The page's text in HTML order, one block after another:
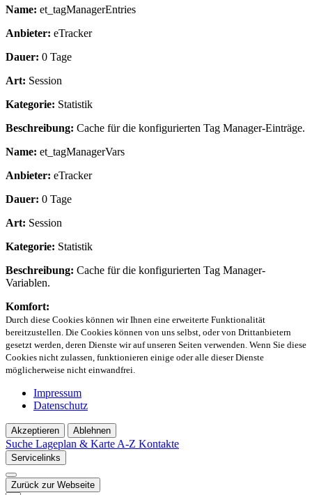
Name: et_tagManagerEntries
Anbieter: eTracker
Dauer: 0 Tage
Art: Session
Kategorie: Statistik
Beschreibung: Cache für die konfigurierten Tag Manager-Einträge.
Name: et_tagManagerVars
Anbieter: eTracker
Dauer: 0 Tage
Art: Session
Kategorie: Statistik
Beschreibung: Cache für die konfigurierten Tag Manager-
Variablen.
Komfort:
Durch diese Cookies können wir Ihnen eine erweiterte Funktionalität
bereitzustellen. Die Cookies können von uns selbst, oder von Drittanbietern
gesetzt werden, deren Dienste wir auf unseren Seiten verwenden. Wenn Sie diese
Cookies nicht zulassen, funktionieren einige oder alle dieser Dienste
möglicherweise nicht einwandfrei.
Impressum
Datenschutz
Akzeptieren Ablehnen
Suche Lageplan & Karte A-Z Kontakte
Servicelinks
Zurück zur Webseite